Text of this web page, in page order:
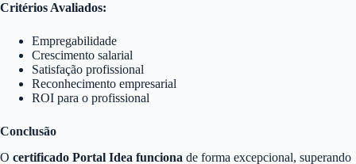
Critérios Avaliados:
Empregabilidade
Crescimento salarial
Satisfação profissional
Reconhecimento empresarial
ROI para o profissional
Conclusão
O certificado Portal Idea funciona de forma excepcional, superando